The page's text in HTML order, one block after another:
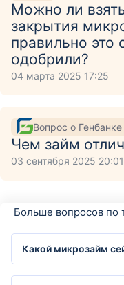
Можно ли
закрытия
правильно это
одобрили?
04 марта 2025 17:25
Вопрос о Генбанке
Чем займ
03 сентября 2025 20:01
Больше вопросов по
Какой микрозайм